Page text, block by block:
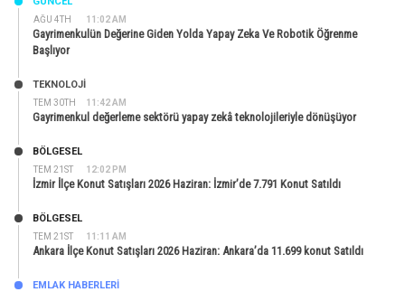
AĞU 4TH 11:02 AM
Gayrimenkulün Değerine Giden Yolda Yapay Zeka Ve Robotik Öğrenme
Başlıyor
TEM 30TH 11:42 AM
TEKNOLOJİ
Gayrimenkul değerleme sektörü yapay zekâ teknolojileriyle dönüşüyor
TEM 21ST 12:02 PM
BÖLGESEL
İzmir İlçe Konut Satışları 2026 Haziran: İzmir’de 7.791 Konut Satıldı
TEM 21ST 11:11 AM
BÖLGESEL
Ankara İlçe Konut Satışları 2026 Haziran: Ankara’da 11.699 konut Satıldı
EMLAK HABERLERI